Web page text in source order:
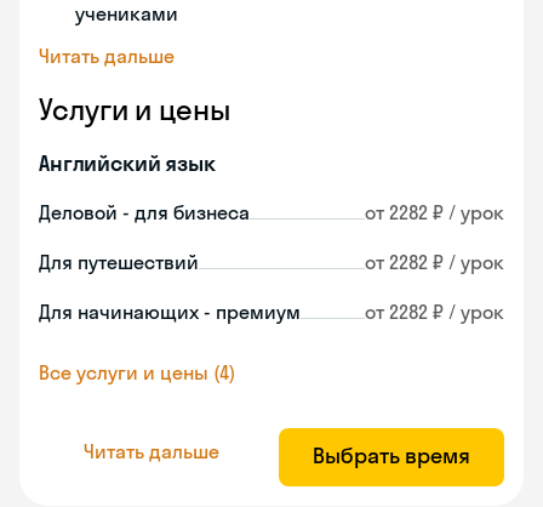
учениками
Читать дальше
Услуги и цены
Английский язык
Деловой - для бизнеса от 2282 ₽ / урок
Для путешествий от 2282 ₽ / урок
Для начинающих - премиум от 2282 ₽ / урок
Все услуги и цены (4)
Читать дальше Выбрать время